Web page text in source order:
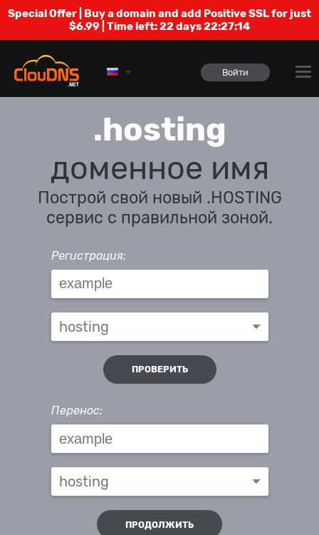
Special Offer | Buy a domain and add Positive SSL for just
$6.99 | Time left:22 days 22:27:13
Войти
.hosting
доменное имя
Построй свой новый .HOSTING
сервис с правильной зоной.
Регистрация:
ПРОВЕРИТЬ
Перенос:
ПРОДОЛЖИТЬ